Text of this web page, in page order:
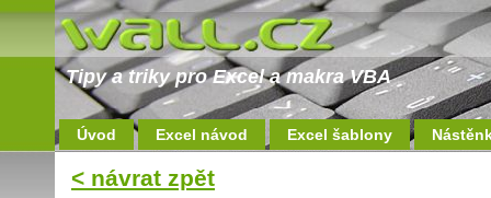
Tipy a triky pro Excel a makra VBA
Úvod Excel návod Excel šablony
< návrat zpět